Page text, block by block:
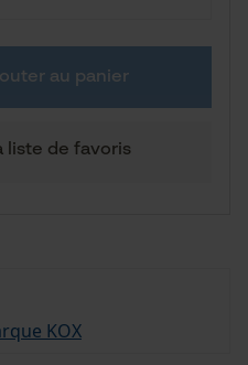
au panier
liste de favoris
KOX